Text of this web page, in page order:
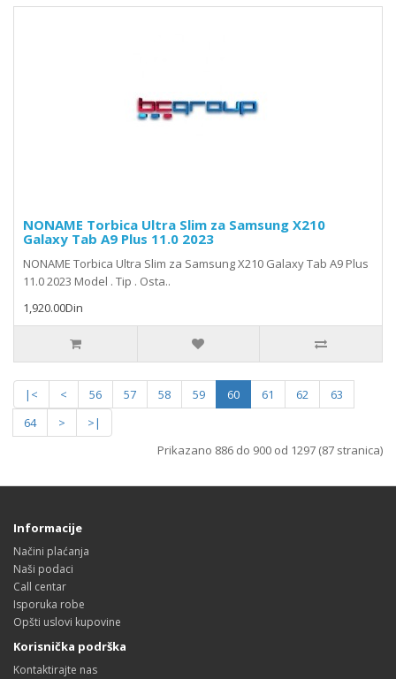
NONAME Torbica Ultra Slim za Samsung X210
Galaxy Tab A9 Plus 11.0 2023
NONAME Torbica Ultra Slim za Samsung X210 Galaxy Tab A9 Plus
11.0 2023 Model . Tip . Osta..
1,920.00Din
|< < 56 57 58 59 60 61 62
63
64
>
>|
Prikazano 886 do 900 od 1297 (87 stranica)
Informacije
Načini plaćanja
Naši podaci
Call centar
Isporuka robe
Opšti uslovi kupovine
Korisnička podrška
Kontaktirajte nas